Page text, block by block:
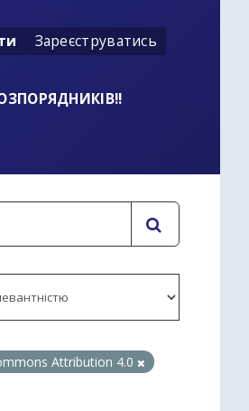
Зареєструватись
Attribution 4.0